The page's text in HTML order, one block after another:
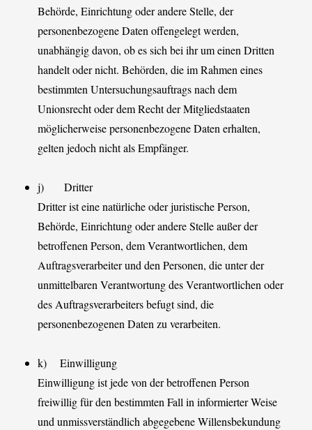
Behörde, Einrichtung oder andere Stelle, der
personenbezogene Daten offengelegt werden,
unabhängig davon, ob es sich bei ihr um einen Dritten
handelt oder nicht. Behörden, die im Rahmen eines
bestimmten Untersuchungsauftrags nach dem
Unionsrecht oder dem Recht der Mitgliedstaaten
möglicherweise personenbezogene Daten erhalten,
gelten jedoch nicht als Empfänger.
j) Dritter
Dritter ist eine natürliche oder juristische Person,
Behörde, Einrichtung oder andere Stelle außer der
betroffenen Person, dem Verantwortlichen, dem
Auftragsverarbeiter und den Personen, die unter der
unmittelbaren Verantwortung des Verantwortlichen oder
des Auftragsverarbeiters befugt sind, die
personenbezogenen Daten zu verarbeiten.
k) Einwilligung
Einwilligung ist jede von der betroffenen Person
freiwillig für den bestimmten Fall in informierter Weise
und unmissverständlich abgegebene Willensbekundung